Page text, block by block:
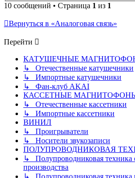
10 сообщений • Страница 1 из 1
Вернуться в «Аналоговая связь»
Перейти
КАТУШЕЧНЫЕ
↳ Отечественные катушечники
↳ Импортные катушечники
↳ Фан-клуб AKAI
КАССЕТНЫЕ
↳ Отечественные кассетники
↳ Импортные кассетники
ВИНИЛ
↳ Проигрыватели
↳ Носители звукозаписи
ПОЛУПРОВОДНИКОВАЯ
↳ Полупроводниковая техника
производства
↳ Полупроводниковая техника